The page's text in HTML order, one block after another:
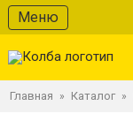
Меню
Главная » Каталог »